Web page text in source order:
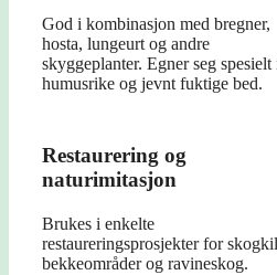
God i kombinasjon med bregner,
hosta, lungeurt og andre
skyggeplanter. Egner seg spesielt
humusrike og jevnt fuktige bed.
Restaurering og
naturimitasjon
Brukes i enkelte
restaureringsprosjekter for
bekkeområder og ravineskog.